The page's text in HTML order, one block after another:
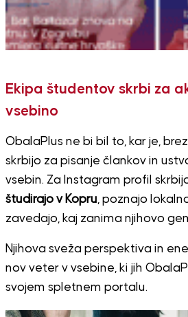
Ekipa študentov skrbi za
vsebino
ObalaPlus ne bi bil to, kar je, brez
skrbijo za pisanje člankov in
vsebin. Za Instagram profil
študirajo v Kopru, poznajo
zavedajo, kaj zanima njihovo
Njihova sveža perspektiva in
nov veter v vsebine, ki jih
svojem spletnem portalu.